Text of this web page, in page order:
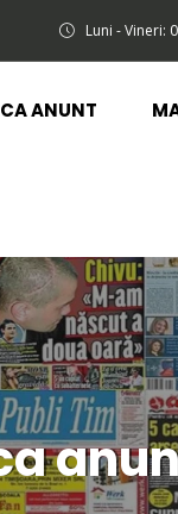
Luni - Vineri:
ANUNT